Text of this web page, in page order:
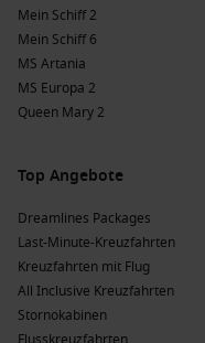
Mein Schiff 2
Mein Schiff 6
MS Artania
MS Europa 2
Queen Mary 2
Top Angebote
Dreamlines Packages
Last-Minute-Kreuzfahrten
Kreuzfahrten mit Flug
All Inclusive Kreuzfahrten
Stornokabinen